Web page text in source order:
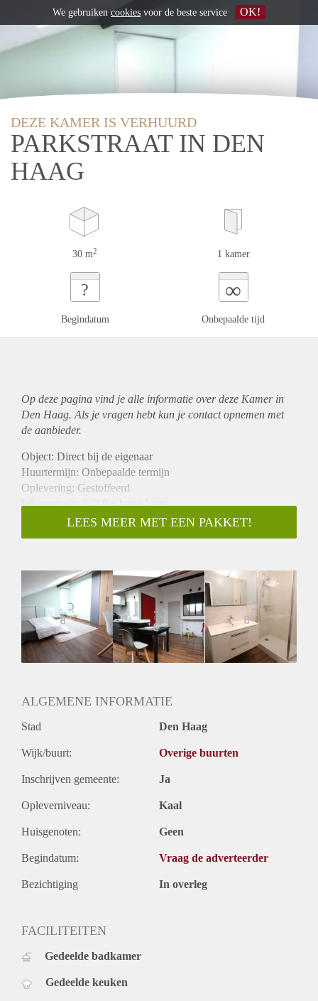
DEZE KAMER IS VERHUURD
PARKSTRAAT IN DEN
HAAG
30 m2 1 kamer
?
Begindatum
∞
Onbepaalde tijd
Op deze pagina vind je alle informatie over deze Kamer in
Den Haag. Als je vragen hebt kun je contact opnemen met
de aanbieder.
Object: Direct bij de eigenaar
Huurtermijn: Onbepaalde termijn
Oplevering: Gestoffeerd
Inkomen eis: Ja 2,9 x bruto huur
Garantiestelling mogelijk: Ja
Borg: 1 maand
Gedeelde keuken: Nee
Gedeelde Douche: Nee
Gedeelde woonkamer: Nee
Huisgenoten: Nee
Geslacht huisgenoten: N.v.t.
LEES MEER MET EEN PAKKET!
ALGEMENE INFORMATIE
Stad Den Haag
Wijk/buurt: Overige buurten
Inschrijven gemeente: Ja
Opleverniveau: Kaal
Huisgenoten: Geen
Begindatum: Vraag de adverteerder
Bezichtiging In overleg
FACILITEITEN
Gedeelde badkamer
Gedeelde keuken
We gebruiken cookies voor de beste service OK!